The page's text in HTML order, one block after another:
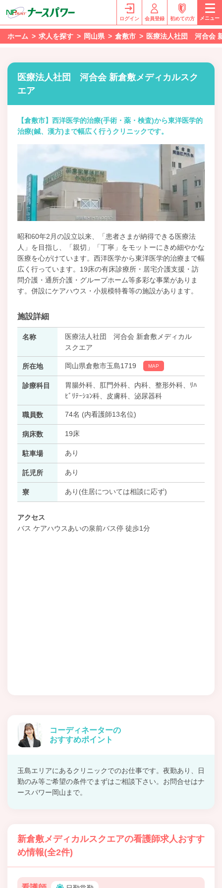
ログイン 会員登録 初めての方 メニュー
ホーム 求人を探す 岡山県 倉敷市 医療法人社団 河合会
医療法人社団 河合会 新倉敷メディカルスク
エア
【倉敷市】西洋医学的治療(手術・薬・検査)から東洋医学的
治療(鍼、漢方)まで幅広く行うクリニックです。
昭和60年2月の設立以来、「患者さまが納得できる医療法
人」を目指し、「親切」「丁寧」をモットーにきめ細やかな
医療を心がけています。西洋医学から東洋医学的治療まで幅
広く行っています。19床の有床診療所・居宅介護支援・訪
問介護・通所介護・グループホーム等多彩な事業がありま
す。併設にケアハウス・小規模特養等の施設があります。
施設詳細
名称
医療法人社団 河合会 新倉敷メディカル
スクエア
所在地 岡山県倉敷市玉島1719 MAP
診療科目
胃腸外科、肛門外科、内科、整形外科、ﾘﾊ
ﾋﾞﾘﾃｰｼｮﾝ科、皮膚科、泌尿器科
職員数 74名 (内看護師13名位)
病床数 19床
駐車場 あり
託児所 あり
寮 あり(住居については相談に応ず)
アクセス
バス ケアハウスあいの泉前バス停 徒歩1分
コーディネーターの
おすすめポイント
玉島エリアにあるクリニックでのお仕事です。夜勤あり、日
勤のみ等ご希望の条件でまずはご相談下さい。お問合せはナ
ースパワー岡山まで。
新倉敷メディカルスクエアの看護師求人おすす
め情報(全2件)